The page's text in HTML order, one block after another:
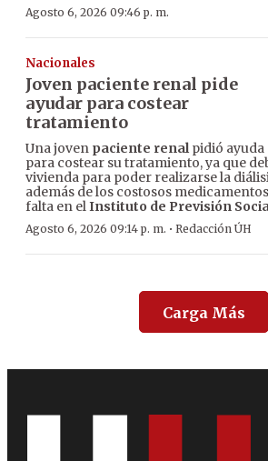
Agosto 6, 2026 09:46 p. m.
Nacionales
Joven paciente renal pide
ayudar para costear
tratamiento
Una joven paciente renalpidió ayuda
para costear su tratamiento, ya que
vivienda para poder realizarse la
además de los costosos
falta en elInstituto de Previsión
Agosto 6, 2026 09:14 p. m. · Redacción ÚH
Carga Más